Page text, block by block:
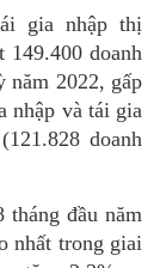
gia nhập thị
149.400 doanh
năm 2022, gấp
nhập và tái gia
doanh
tháng đầu năm
nhất trong giai